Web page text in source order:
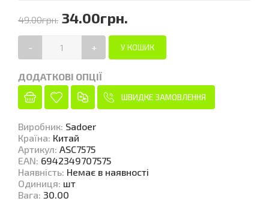
49.00грн. 34.00грн.
- +
ДОДАТКОВІ ОПЦІЇ
ШВИДКЕ ЗАМОВЛЕННЯ
Виробник: Sadoer
Країна: Китай
Артикул: ASC7575
EAN: 6942349707575
Наявність: Немає в наявності
Одиниця: шт
Вага: 30.00